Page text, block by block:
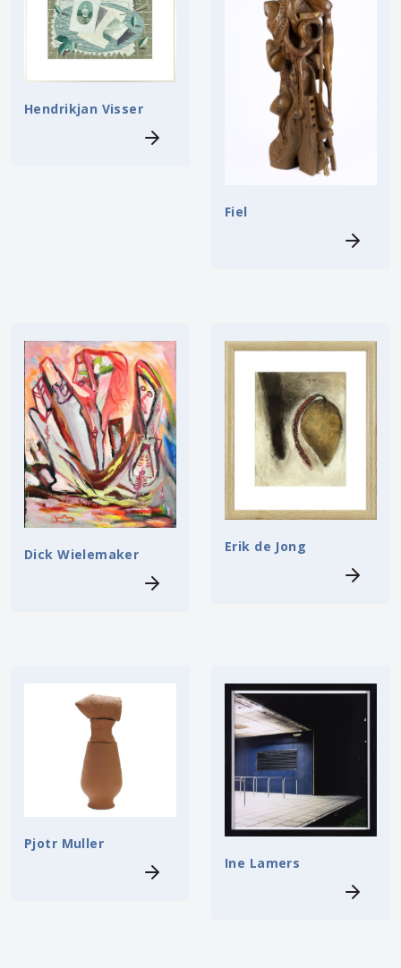
Hendrikjan Visser
Fiel
Dick Wielemaker Erik de Jong
Pjotr Muller
Ine Lamers